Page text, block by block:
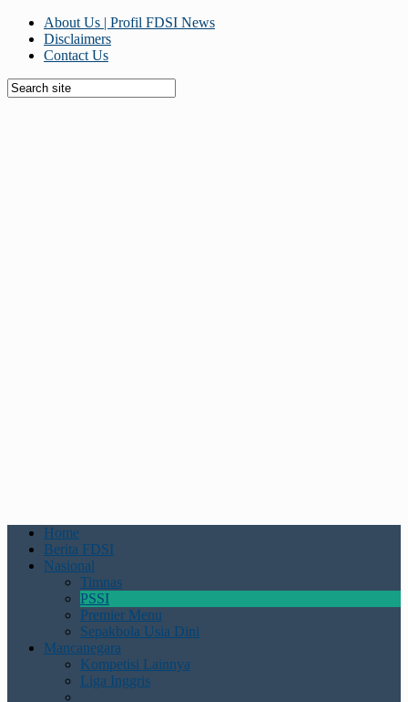
About Us | Profil FDSI News
Disclaimers
Contact Us
Home
Berita FDSI
Nasional
Timnas
PSSI
Premier Menu
Sepakbola Usia Dini
Mancanegara
Kompetisi Lainnya
Liga Inggris